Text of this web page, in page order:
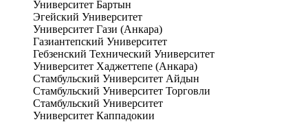
Университет Бартын
Эгейский Университет
Университет Гази (Анкара)
Газиантепский Университет
Гебзенский Технический Университет
Университет Хаджеттепе (Анкара)
Стамбульский Университет Айдын
Стамбульский Университет Торговли
Стамбульский Университет
Университет Каппадокии